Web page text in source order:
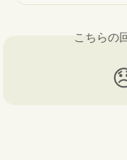
こちらの